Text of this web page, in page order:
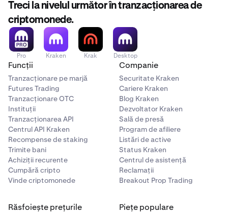
Treci la nivelul următor în tranzacționarea de
criptomonede.
Pro Kraken Krak Desktop
Funcții
Tranzacționare pe marjă
Futures Trading
Tranzacționare OTC
Instituții
Tranzacționarea API
Centrul API Kraken
Recompense de staking
Trimite bani
Achiziții recurente
Cumpără cripto
Vinde criptomonede
Companie
Securitate Kraken
Cariere Kraken
Blog Kraken
Dezvoltator Kraken
Sală de presă
Program de afiliere
Listări de active
Status Kraken
Centrul de asistență
Reclamații
Breakout Prop Trading
Răsfoiește prețurile Piețe populare